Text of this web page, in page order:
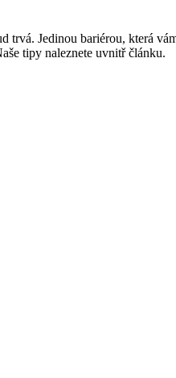
Jedinou bariérou, která
tipy naleznete uvnitř článku.